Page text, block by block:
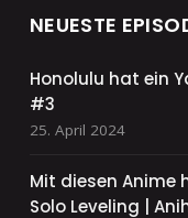
NEUESTE
Honolulu hat ein
#3
25. April 2024
Mit diesen Anime
Solo Leveling |